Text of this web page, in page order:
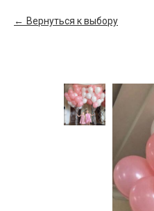
Вернуться к выбору